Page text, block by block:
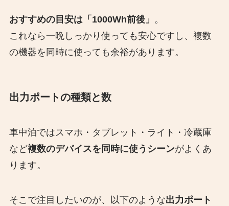
おすすめの目安は「1000Wh前後」 。
これなら一晩しっかり使っても安心ですし、複数
の機器を同時に使っても余裕があります。
出力ポートの種類と数
車中泊ではスマホ・タブレット・ライト・冷蔵庫
など複数のデバイスを同時に使うシーンがよくあ
ります。
そこで注目したいのが、以下のような出力ポート